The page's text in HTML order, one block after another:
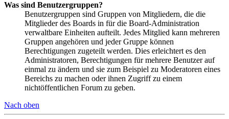
Was sind Benutzergruppen?
Benutzergruppen sind Gruppen von Mitgliedern, die die
Mitglieder des Boards in für die Board-Administration
verwaltbare Einheiten aufteilt. Jedes Mitglied kann mehreren
Gruppen angehören und jeder Gruppe können
Berechtigungen zugeteilt werden. Dies erleichtert es den
Administratoren, Berechtigungen für mehrere Benutzer auf
einmal zu ändern und sie zum Beispiel zu Moderatoren eines
Bereichs zu machen oder ihnen Zugriff zu einem
nichtöffentlichen Forum zu geben.
Nach oben